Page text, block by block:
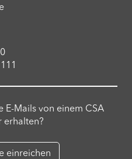
E-Mails von einem CSA
erhalten?
einreichen